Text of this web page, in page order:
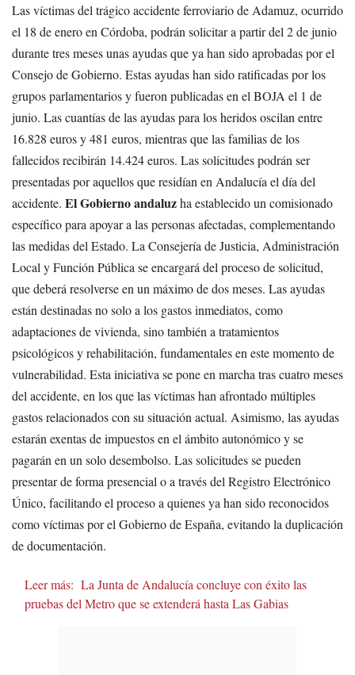
Las víctimas del trágico accidente ferroviario de Adamuz, ocurrido
el 18 de enero en Córdoba, podrán solicitar a partir del 2 de junio
durante tres meses unas ayudas que ya han sido aprobadas por el
Consejo de Gobierno. Estas ayudas han sido ratificadas por los
grupos parlamentarios y fueron publicadas en el BOJA el 1 de
junio. Las cuantías de las ayudas para los heridos oscilan entre
16.828 euros y 481 euros, mientras que las familias de los
fallecidos recibirán 14.424 euros. Las solicitudes podrán ser
presentadas por aquellos que residían en Andalucía el día del
accidente. El Gobierno andaluzha establecido un comisionado
específico para apoyar a las personas afectadas, complementando
las medidas del Estado. La Consejería de Justicia, Administración
Local y Función Pública se encargará del proceso de solicitud,
que deberá resolverse en un máximo de dos meses. Las ayudas
están destinadas no solo a los gastos inmediatos, como
adaptaciones de vivienda, sino también a tratamientos
psicológicos y rehabilitación, fundamentales en este momento de
vulnerabilidad. Esta iniciativa se pone en marcha tras cuatro meses
del accidente, en los que las víctimas han afrontado múltiples
gastos relacionados con su situación actual. Asimismo, las ayudas
estarán exentas de impuestos en el ámbito autonómico y se
pagarán en un solo desembolso. Las solicitudes se pueden
presentar de forma presencial o a través del Registro Electrónico
Único, facilitando el proceso a quienes ya han sido reconocidos
como víctimas por el Gobierno de España, evitando la duplicación
de documentación.
Leer más: La Junta de Andalucía concluye con éxito las
pruebas del Metro que se extenderá hasta Las Gabias